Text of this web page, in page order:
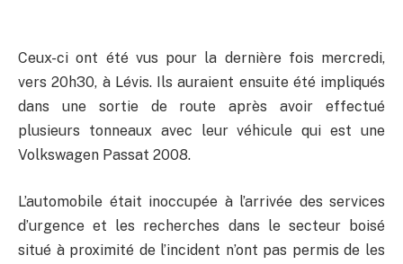
Ceux-ci ont été vus pour la dernière fois mercredi,
vers 20h30, à Lévis. Ils auraient ensuite été impliqués
dans une sortie de route après avoir effectué
plusieurs tonneaux avec leur véhicule qui est une
Volkswagen Passat 2008.
L’automobile était inoccupée à l’arrivée des services
d’urgence et les recherches dans le secteur boisé
situé à proximité de l’incident n’ont pas permis de les